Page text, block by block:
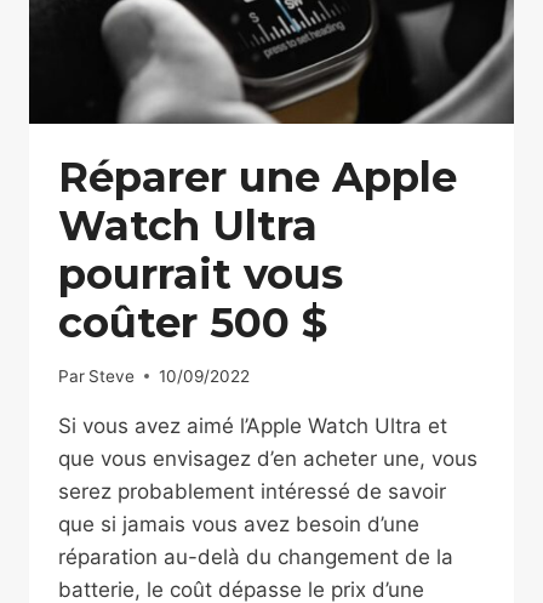
Réparer une Apple
Watch Ultra
pourrait vous
coûter 500 $
Par Steve 10/09/2022
Si vous avez aimé l’Apple Watch Ultra et
que vous envisagez d’en acheter une, vous
serez probablement intéressé de savoir
que si jamais vous avez besoin d’une
réparation au-delà du changement de la
batterie, le coût dépasse le prix d’une